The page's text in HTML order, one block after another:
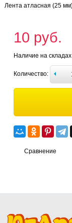
Лента атласная (25
10 руб.
Наличие на складах
Количество:
Сравнение